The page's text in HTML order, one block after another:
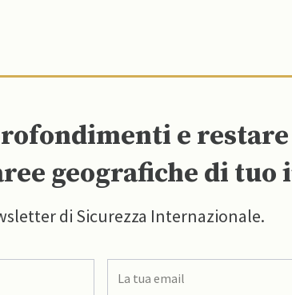
e
geografiche di tuo
di Sicurezza Internazionale.